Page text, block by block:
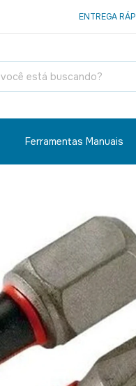
ENTREGA
Ferramentas Manuais